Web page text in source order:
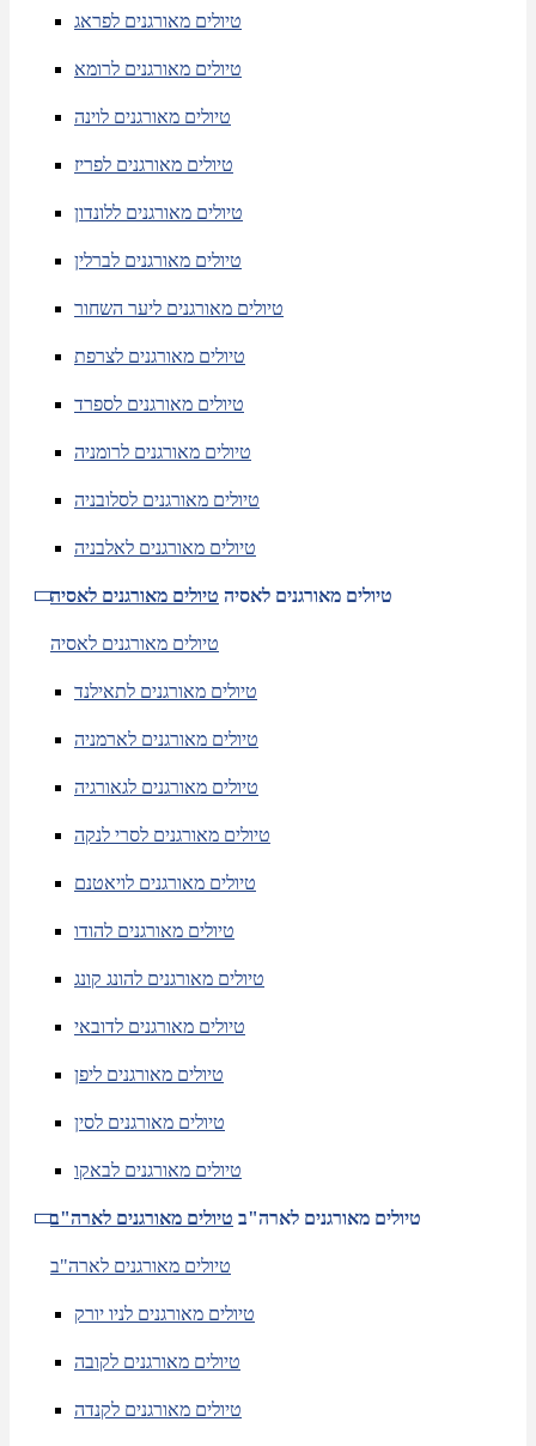
טיולים מאורגנים לפראג
טיולים מאורגנים לרומא
טיולים מאורגנים לוינה
טיולים מאורגנים לפריז
טיולים מאורגנים ללונדון
טיולים מאורגנים לברלין
טיולים מאורגנים ליער השחור
טיולים מאורגנים לצרפת
טיולים מאורגנים לספרד
טיולים מאורגנים לרומניה
טיולים מאורגנים לסלובניה
טיולים מאורגנים לאלבניה
טיולים מאורגנים לאסיה טיולים מאורגנים לאסיה
טיולים מאורגנים לאסיה
טיולים מאורגנים לתאילנד
טיולים מאורגנים לארמניה
טיולים מאורגנים לגאורגיה
טיולים מאורגנים לסרי לנקה
טיולים מאורגנים לויאטנם
טיולים מאורגנים להודו
טיולים מאורגנים להונג קונג
טיולים מאורגנים לדובאי
טיולים מאורגנים ליפן
טיולים מאורגנים לסין
טיולים מאורגנים לבאקו
טיולים מאורגנים לארה"ב טיולים מאורגנים לארה"ב
טיולים מאורגנים לארה"ב
טיולים מאורגנים לניו יורק
טיולים מאורגנים לקובה
טיולים מאורגנים לקנדה